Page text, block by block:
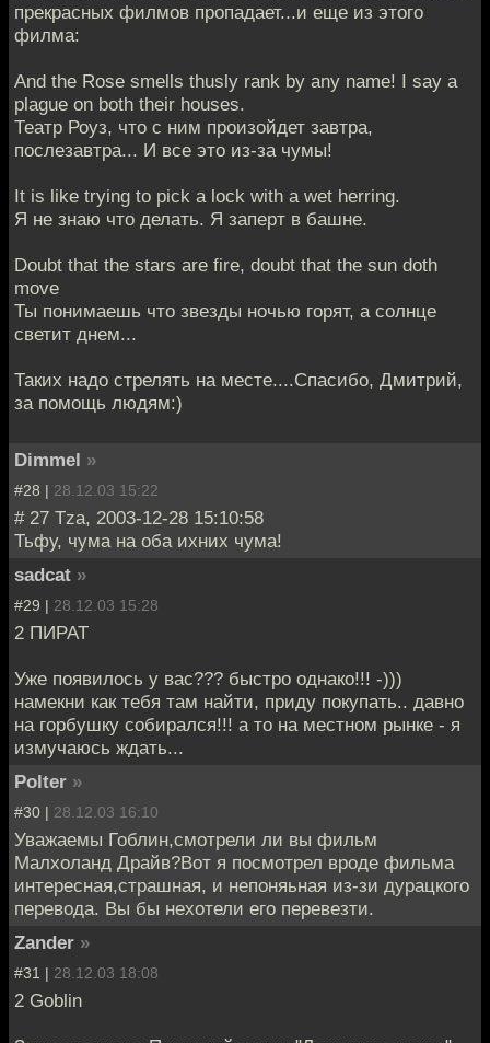
прекрасных филмов пропадает...и еще из этого
филма:
And the Rose smells thusly rank by any name! I say a
plague on both their houses.
Театр Роуз, что с ним произойдет завтра,
послезавтра... И все это из-за чумы!
It is like trying to pick a lock with a wet herring.
Я не знаю что делать. Я заперт в башне.
Doubt that the stars are fire, doubt that the sun doth
move
Ты понимаешь что звезды ночью горят, а солнце
светит днем...
Таких надо стрелять на месте....Спасибо, Дмитрий,
за помощь людям:)
Dimmel »
#28 | 28.12.03 15:22
# 27 Tza, 2003-12-28 15:10:58
Тьфу, чума на оба ихних чума!
sadcat »
#29 | 28.12.03 15:28
2 ПИРАТ
Уже появилось у вас??? быстро однако!!! -)))
намекни как тебя там найти, приду покупать.. давно
на горбушку собирался!!! а то на местном рынке - я
измучаюсь ждать...
Polter »
#30 | 28.12.03 16:10
Уважаемы Гоблин,смотрели ли вы фильм
Малхоланд Драйв?Вот я посмотрел вроде фильма
интересная,страшная, и непоняьная из-зи дурацкого
перевода. Вы бы нехотели его перевезти.
Zander »
#31 | 28.12.03 18:08
2 Goblin